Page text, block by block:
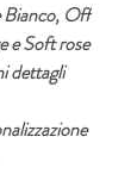
Bianco, Off
e Soft rose
dettagli